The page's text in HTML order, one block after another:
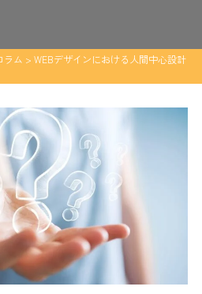
ラム > WEBデザインにおける人間中心設計